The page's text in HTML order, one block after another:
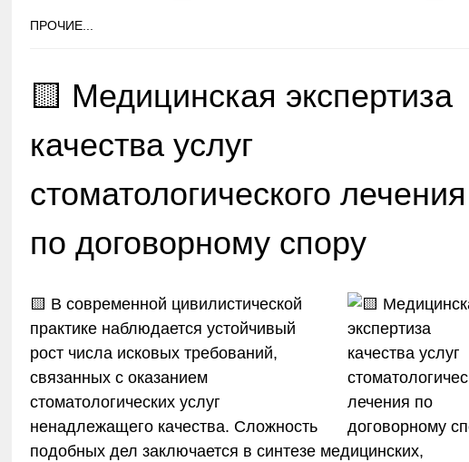
ПРОЧИЕ...
🟨 Медицинская экспертиза
качества услуг
стоматологического лечения
по договорному спору
🟨 В современной цивилистической
практике наблюдается устойчивый
рост числа исковых требований,
связанных с оказанием
стоматологических услуг
ненадлежащего качества. Сложность
подобных дел заключается в синтезе медицинских,